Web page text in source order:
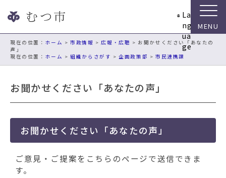
ビ
ョ
La
ng
ua
ge
現在の位置： ホーム >市政情報 >広報・広聴 > お聞かせください「あなたの
声」
ホーム >組織からさがす >企画政策部 >市民連携課
お聞かせください「あなたの声」
お聞かせください「あなたの声」
ご意見・ご提案をこちらのページで送信できま
す。